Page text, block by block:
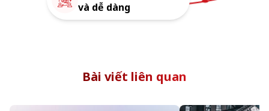
và dễ dàng
Bài viết liên quan